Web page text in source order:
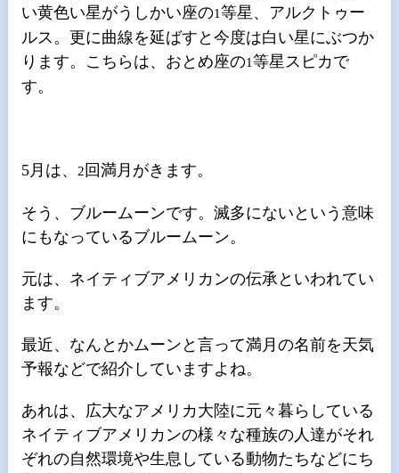
い黄色い星がうしかい座の1等星、アルクトゥー
ルス。更に曲線を延ばすと今度は白い星にぶつか
ります。こちらは、おとめ座の1等星スピカで
す。
5月は、 2 回満月がきます。
そう、ブルームーンです。滅多にないという意味
にもなっているブルームーン。
元は、ネイティブアメリカンの伝承といわれてい
ます。
最近、なんとかムーンと言って満月の名前を天気
予報などで紹介していますよね。
あれは、広大なアメリカ大陸に元々暮らしている
ネイティブアメリカンの様々な種族の人達がそれ
ぞれの自然環境や生息している動物たちなどにち